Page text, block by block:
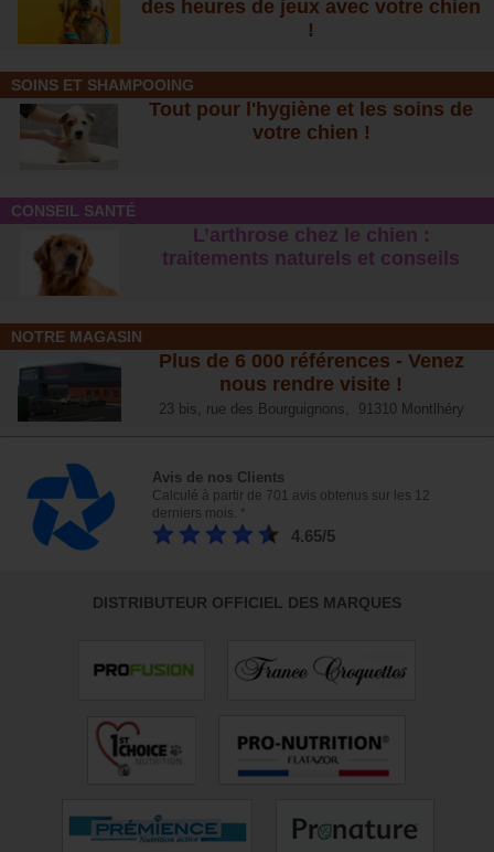
des heures de jeux avec votre chien
!
SOINS ET SHAMPOOING
Tout pour l'hygiène et les soins de
votre chien !
CONSEIL SANTÉ
L’arthrose chez le chien :
traitements naturels et conseils
NOTRE MAGASIN
Plus de 6 000 références - Venez
nous rendre visite !
23 bis, rue des Bourguignons, 91310 Montlhéry
Avis de nos Clients
Calculé à partir de 701 avis obtenus sur les 12
derniers mois. *
4.65/5
DISTRIBUTEUR OFFICIEL DES MARQUES